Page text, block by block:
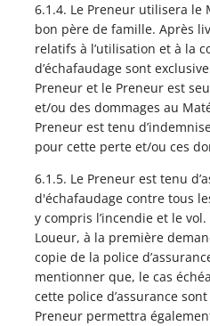
6.1.4. Le Preneur utilisera le
bon père de famille. Après
relatifs à l’utilisation et à la
d’échafaudage sont
Preneur et le Preneur est
et/ou des dommages au
Preneur est tenu
pour cette perte et/ou ces
6.1.5. Le Preneur est tenu
d'échafaudage contre tous
y compris l’incendie et le
Loueur, à la première
copie de la police
mentionner que, le cas
cette police d’assurance
Preneur permettra